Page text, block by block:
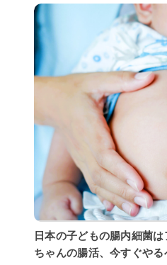
日本の子どもの腸内細菌
ちゃんの腸活、今すぐやる